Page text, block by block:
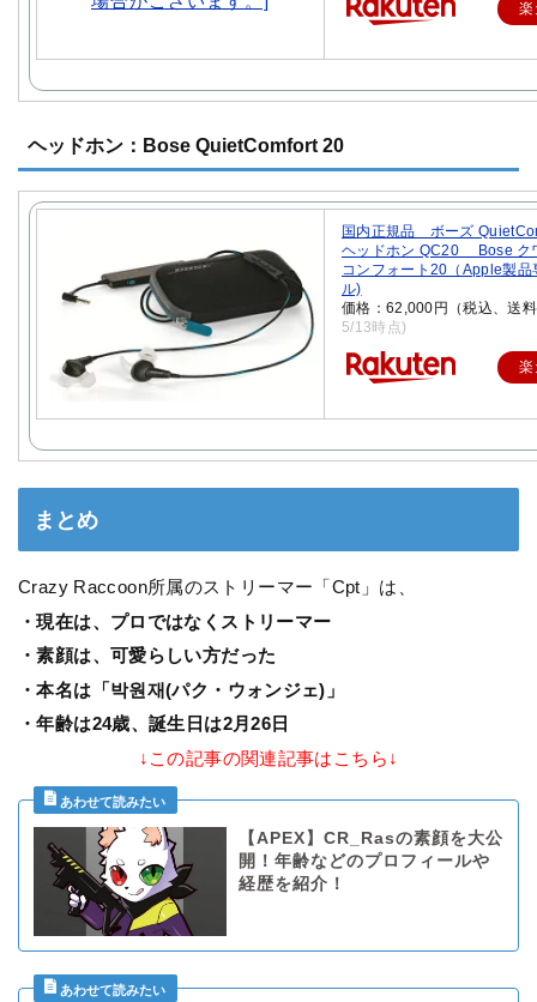
ヘッドホン：Bose QuietComfort 20
国内正規品 ボーズ
ヘッドホン QC20 Bose ク
コンフォート20（Apple製品
ル)
価格：62,000円（税込、送
5/13時点)
まとめ
Crazy Raccoon所属のストリーマー「Cpt」は、
・現在は、プロではなくストリーマー
・素顔は、可愛らしい方だった
・本名は「박원재(パク・ウォンジェ) 」
・年齢は24歳、誕生日は2月26日
↓この記事の関連記事はこちら↓
【APEX】CR_Rasの素顔を大公
開！年齢などのプロフィールや
経歴を紹介！